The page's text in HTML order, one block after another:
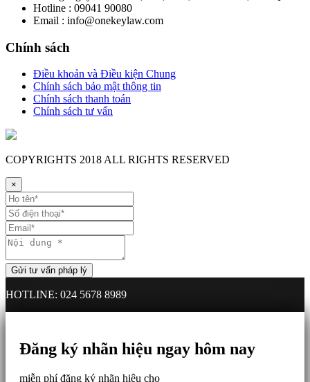
Hotline : 09041 90080
Email : info@onekeylaw.com
Chính sách
Điều khoản và Điều kiện Chung
Chính sách bảo mật thông tin
Chính sách thanh toán
Chính sách tư vấn
COPYRIGHTS 2018 ALL RIGHTS RESERVED
×
HOTLINE: 024 5678 8989
Đăng ký nhãn hiệu ngay hôm nay
miễn phí đăng ký nhãn hiệu cho